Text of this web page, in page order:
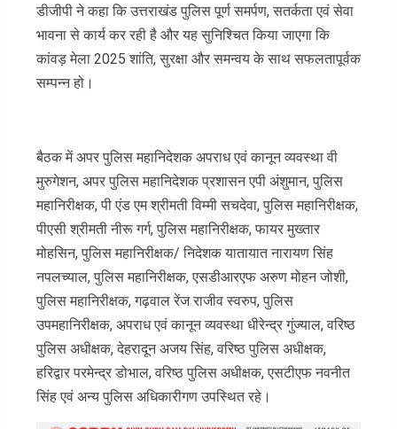
डीजीपी ने कहा कि उत्तराखंड पुलिस पूर्ण समर्पण, सतर्कता एवं सेवा
भावना से कार्य कर रही है और यह सुनिश्चित किया जाएगा कि
कांवड़ मेला 2025 शांति, सुरक्षा और समन्वय के साथ सफलतापूर्वक
सम्पन्न हो।
बैठक में अपर पुलिस महानिदेशक अपराध एवं कानून व्यवस्था वी
मुरुगेशन, अपर पुलिस महानिदेशक प्रशासन एपी अंशुमान, पुलिस
महानिरीक्षक, पी एंड एम श्रीमती विम्मी सचदेवा, पुलिस महानिरीक्षक,
पीएसी श्रीमती नीरू गर्ग, पुलिस महानिरीक्षक, फायर मुख्तार
मोहसिन, पुलिस महानिरीक्षक/ निदेशक यातायात नारायण सिंह
नपलच्याल, पुलिस महानिरीक्षक, एसडीआरएफ अरुण मोहन जोशी,
पुलिस महानिरीक्षक, गढ़वाल रेंज राजीव स्वरुप, पुलिस
उपमहानिरीक्षक, अपराध एवं कानून व्यवस्था धीरेन्द्र गुंज्याल, वरिष्ठ
पुलिस अधीक्षक, देहरादून अजय सिंह, वरिष्ठ पुलिस अधीक्षक,
हरिद्वार परमेन्द्र डोभाल, वरिष्ठ पुलिस अधीक्षक, एसटीएफ नवनीत
सिंह एवं अन्य पुलिस अधिकारीगण उपस्थित रहे।